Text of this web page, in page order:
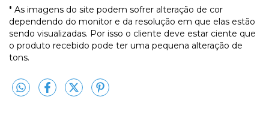
* As imagens do site podem sofrer alteração de cor
dependendo do monitor e da resolução em que elas estão
sendo visualizadas. Por isso o cliente deve estar ciente que
o produto recebido pode ter uma pequena alteração de
tons.